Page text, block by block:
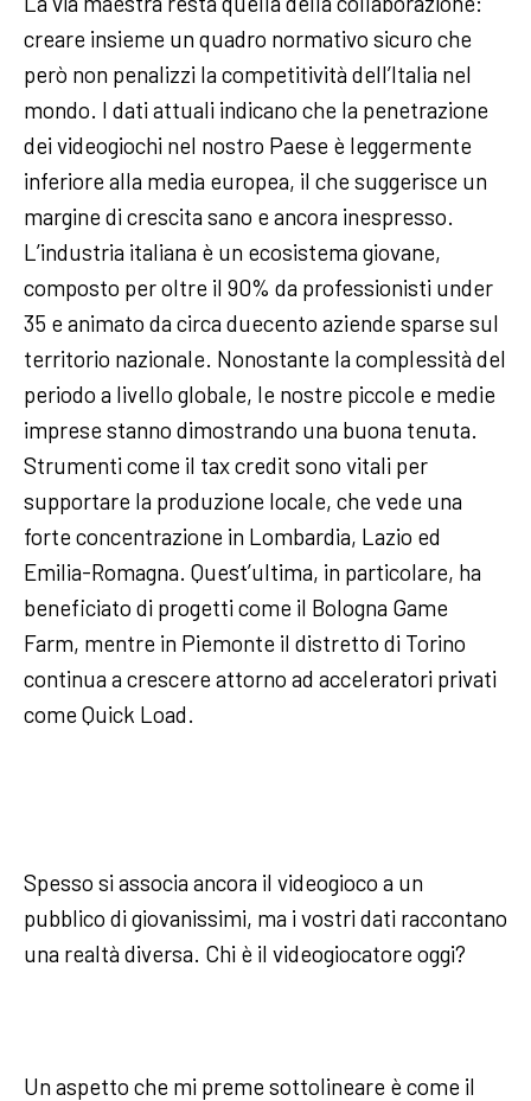
creare insieme un quadro normativo sicuro che
però non penalizzi la competitività dell’Italia nel
mondo. I dati attuali indicano che la penetrazione
dei videogiochi nel nostro Paese è leggermente
inferiore alla media europea, il che suggerisce un
margine di crescita sano e ancora inespresso.
L’industria italiana è un ecosistema giovane,
composto per oltre il 90% da professionisti under
35 e animato da circa duecento aziende sparse sul
territorio nazionale. Nonostante la complessità del
periodo a livello globale, le nostre piccole e medie
imprese stanno dimostrando una buona tenuta.
Strumenti come il tax credit sono vitali per
supportare la produzione locale, che vede una
forte concentrazione in Lombardia, Lazio ed
Emilia-Romagna. Quest’ultima, in particolare, ha
beneficiato di progetti come il Bologna Game
Farm, mentre in Piemonte il distretto di Torino
continua a crescere attorno ad acceleratori privati
come Quick Load.
Spesso si associa ancora il videogioco a un
pubblico di giovanissimi, ma i vostri dati raccontano
una realtà diversa. Chi è il videogiocatore oggi?
Un aspetto che mi preme sottolineare è come il